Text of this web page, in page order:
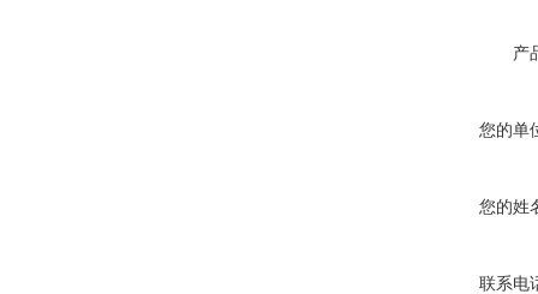
产
您的单
您的姓
联系电